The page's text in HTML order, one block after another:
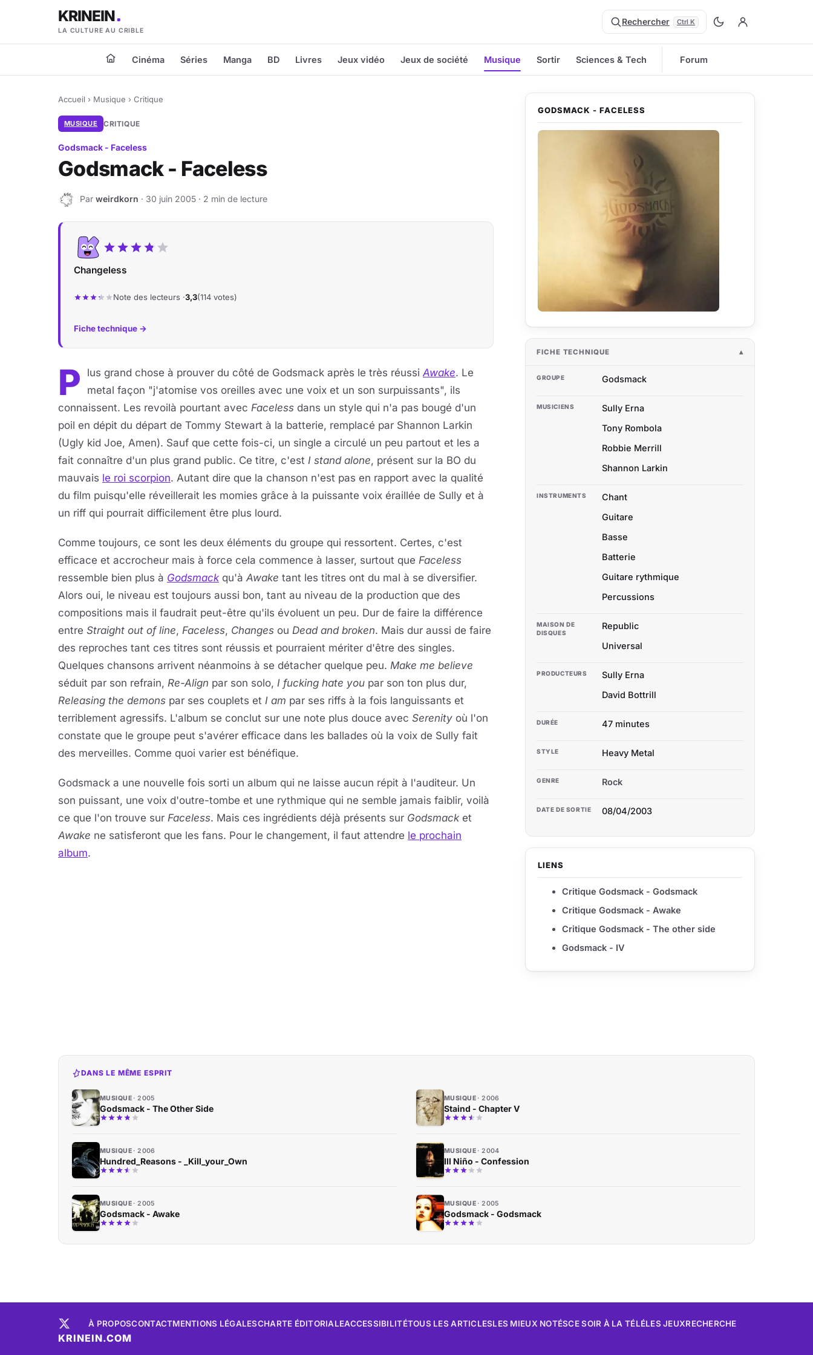
KRINEIN
LA CULTURE AU CRIBLE
Rechercher Ctrl K
Cinéma Séries Manga BD Livres Jeux vidéo Jeux de société Musique Sortir Sciences & Tech Forum
Accueil › Musique › Critique
MUSIQUE CRITIQUE
Godsmack - Faceless
Godsmack - Faceless
W Par weirdkorn · 30 juin 2005 · 2 min de lecture
Changeless
Note des lecteurs ·3,3(114 votes)
Fiche technique →
P lus grand chose à prouver du côté de Godsmack après le très réussiAwake. Le
metal façon "j'atomise vos oreilles avec une voix et un son surpuissants", ils
connaissent. Les revoilà pourtant avec Faceless dans un style qui n'a pas bougé d'un
poil en dépit du départ de Tommy Stewart à la batterie, remplacé par Shannon Larkin
(Ugly kid Joe, Amen). Sauf que cette fois-ci, un single a circulé un peu partout et les a
fait connaître d'un plus grand public. Ce titre, c'est I stand alone, présent sur la BO du
mauvais le roi scorpion. Autant dire que la chanson n'est pas en rapport avec la qualité
du film puisqu'elle réveillerait les momies grâce à la puissante voix éraillée de Sully et à
un riff qui pourrait difficilement être plus lourd.
Comme toujours, ce sont les deux éléments du groupe qui ressortent. Certes, c'est
efficace et accrocheur mais à force cela commence à lasser, surtout que Faceless
ressemble bien plus à Godsmackqu'à Awake tant les titres ont du mal à se diversifier.
Alors oui, le niveau est toujours aussi bon, tant au niveau de la production que des
compositions mais il faudrait peut-être qu'ils évoluent un peu. Dur de faire la différence
entre Straight out of line, Faceless, Changes ou Dead and broken. Mais dur aussi de faire
des reproches tant ces titres sont réussis et pourraient mériter d'être des singles.
Quelques chansons arrivent néanmoins à se détacher quelque peu. Make me believe
séduit par son refrain, Re-Align par son solo, I fucking hate you par son ton plus dur,
Releasing the demons par ses couplets et I am par ses riffs à la fois languissants et
terriblement agressifs. L'album se conclut sur une note plus douce avec Serenity où l'on
constate que le groupe peut s'avérer efficace dans les ballades où la voix de Sully fait
des merveilles. Comme quoi varier est bénéfique.
Godsmack a une nouvelle fois sorti un album qui ne laisse aucun répit à l'auditeur. Un
son puissant, une voix d'outre-tombe et une rythmique qui ne semble jamais faiblir, voilà
ce que l'on trouve sur Faceless. Mais ces ingrédients déjà présents sur Godsmack et
Awake ne satisferont que les fans. Pour le changement, il faut attendre le prochain
album.
GODSMACK - FACELESS
FICHE TECHNIQUE
GROUPE Godsmack
MUSICIENS
Sully Erna
Tony Rombola
Robbie Merrill
Shannon Larkin
INSTRUMENTS
Chant
Guitare
Basse
Batterie
Guitare rythmique
Percussions
MAISON DE
DISQUES
Republic
Universal
PRODUCTEURS
Sully Erna
David Bottrill
DURÉE 47 minutes
STYLE Heavy Metal
GENRE Rock
DATE DE SORTIE 08/04/2003
LIENS
Critique Godsmack - Godsmack
Critique Godsmack - Awake
Critique Godsmack - The other side
Godsmack - IV
DANS LE MÊME ESPRIT
MUSIQUE 2005
Godsmack - The Other Side
MUSIQUE 2006
Staind - Chapter V
MUSIQUE 2006
Hundred_Reasons - _Kill_your_Own
MUSIQUE 2004
Ill Niño - Confession
MUSIQUE 2005
Godsmack - Awake
MUSIQUE 2005
Godsmack - Godsmack
À PROPOSCONTACTMENTIONS LÉGALESCHARTE ÉDITORIALEACCESSIBILITÉTOUS LES ARTICLESLES MIEUX NOTÉSCE SOIR À LA TÉLÉLES JEUXRECHERCHE
KRINEIN.COM